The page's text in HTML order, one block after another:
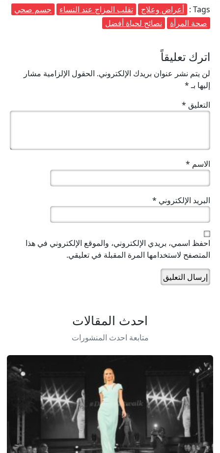
Tags : أعراض وعلاج تقلب المزاج عند النساء
جسم صحي
صحة المرأة
نصائح لحياة أفضل
اترك تعليقاً
لن يتم نشر عنوان بريدك الإلكتروني. الحقول الإلزامية مشار
إليها بـ*
التعليق *
الاسم *
البريد الإلكتروني *
احفظ اسمي، بريدي الإلكتروني، والموقع الإلكتروني في هذا
المتصفح لاستخدامها المرة المقبلة في تعليقي.
احدث المقالات
متابعة احدث المنشورات